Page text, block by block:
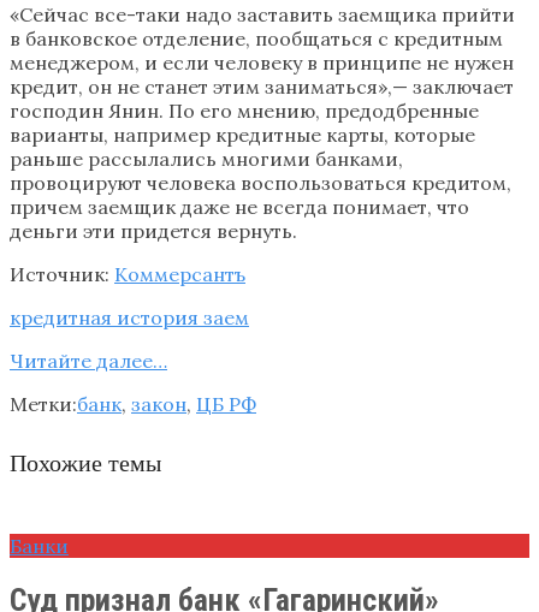
«Сейчас все-таки надо заставить заемщика прийти
в банковское отделение, пообщаться с кредитным
менеджером, и если человеку в принципе не нужен
кредит, он не станет этим заниматься»,— заключает
господин Янин. По его мнению, предодбренные
варианты, например кредитные карты, которые
раньше рассылались многими банками,
провоцируют человека воспользоваться кредитом,
причем заемщик даже не всегда понимает, что
деньги эти придется вернуть.
Источник: Коммерсантъ
кредитная история заем
Читайте далее…
Метки:банк, закон, ЦБ РФ
Похожие темы
Банки
Суд признал банк «Гагаринский»